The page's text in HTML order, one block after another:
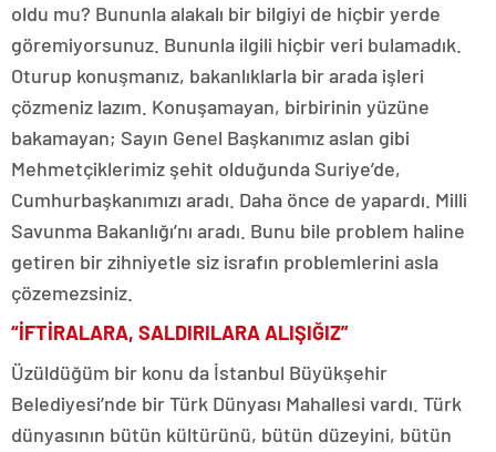
oldu mu? Bununla alakalı bir bilgiyi de hiçbir yerde
göremiyorsunuz. Bununla ilgili hiçbir veri bulamadık.
Oturup konuşmanız, bakanlıklarla bir arada işleri
çözmeniz lazım. Konuşamayan, birbirinin yüzüne
bakamayan; Sayın Genel Başkanımız aslan gibi
Mehmetçiklerimiz şehit olduğunda Suriye’de,
Cumhurbaşkanımızı aradı. Daha önce de yapardı. Milli
Savunma Bakanlığı’nı aradı. Bunu bile problem haline
getiren bir zihniyetle siz israfın problemlerini asla
çözemezsiniz.
“İFTİRALARA, SALDIRILARA ALIŞIĞIZ”
Üzüldüğüm bir konu da İstanbul Büyükşehir
Belediyesi’nde bir Türk Dünyası Mahallesi vardı. Türk
dünyasının bütün kültürünü, bütün düzeyini, bütün